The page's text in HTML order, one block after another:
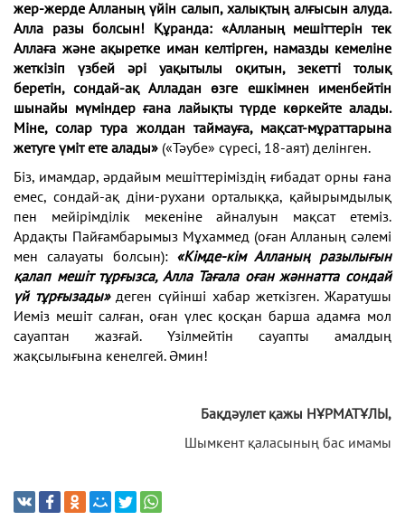
жер-жерде Алланың үйін салып, халықтың алғысын алуда.
Алла разы болсын! Құранда: «Алланың мешіттерін тек
Аллаға және ақыретке иман келтірген, намазды кемеліне
жеткізіп үзбей әрі уақытылы оқитын, зекетті толық
беретін, сондай-ақ Алладан өзге ешкімнен именбейтін
шынайы мүміндер ғана лайықты түрде көркейте алады.
Міне, солар тура жолдан таймауға, мақсат-мұраттарына
жетуге үміт ете алады» («Тәубе» сүресі, 18-аят) делінген.
Біз, имамдар, әрдайым мешіттеріміздің ғибадат орны ғана
емес, сондай-ақ діни-рухани орталыққа, қайырымдылық
пен мейірімділік мекеніне айналуын мақсат етеміз.
Ардақты Пайғамбарымыз Мұхаммед (оған Алланың сәлемі
мен салауаты болсын): «Кімде-кім Алланың разы­лығын
қалап мешіт тұрғызса, Алла Тағала оған жәннатта сондай
үй тұрғызады»деген сүйінші хабар жеткізген. Жаратушы
Иеміз мешіт салған, оған үлес қосқан барша адамға мол
сауаптан жазғай. Үзілмейтін сауапты амалдың
жақсылығына кенелгей. Әмин!
Бақдәулет қажы НҰРМАТҰЛЫ,
Шымкент қаласының бас имамы